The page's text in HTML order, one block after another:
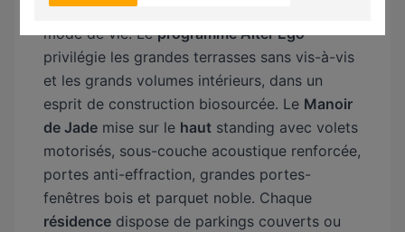
offrent des prestations adaptées à chaque
mode de vie. Leprogramme Alter Ego
privilégie les grandes terrasses sans vis-à-vis
et les grands volumes intérieurs, dans un
esprit de construction biosourcée. Le Manoir
de Jade mise sur le haut standing avec volets
motorisés, sous-couche acoustique renforcée,
portes anti-effraction, grandes portes-
fenêtres bois et parquet noble. Chaque
résidence dispose de parkings couverts ou